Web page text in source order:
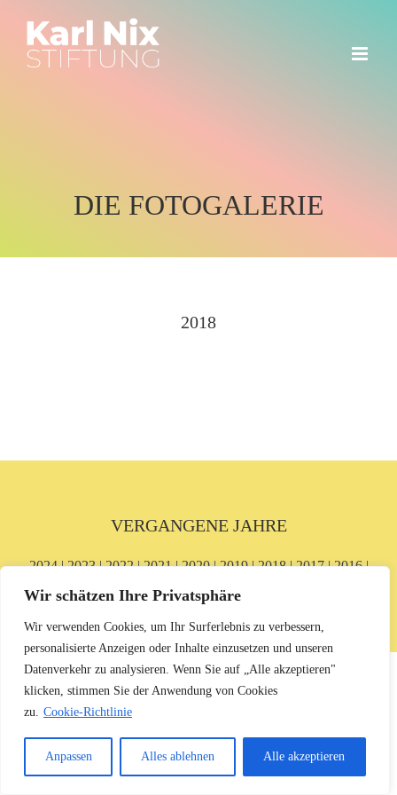
Wir schätzen Ihre Privatsphäre
Wir verwenden Cookies, um Ihr Surferlebnis zu verbessern,
personalisierte Anzeigen oder Inhalte einzusetzen und unseren
Datenverkehr zu analysieren. Wenn Sie auf „Alle akzeptieren"
klicken, stimmen Sie der Anwendung von Cookies
zu. Cookie-Richtlinie
Anpassen Alles ablehnen Alle akzeptieren
springen
DIE FOTOGALERIE
2018
VERGANGENE JAHRE
2024|2023|2022|2021|2020|2019|2018|2017|2016|
2015|2014 2013 |2012 2011|
© KARL-NIX-STIFTUNG IMPRESSUM| DATENSCHUTZERKLÄRUNG